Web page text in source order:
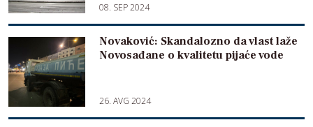
08. SEP 2024
Novaković: Skandalozno da vlast laže
Novosađane o kvalitetu pijaće vode
26. AVG 2024